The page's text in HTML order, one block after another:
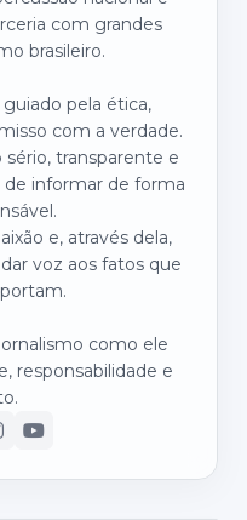
com grandes
brasileiro.
pela ética,
com a verdade.
transparente e
de informar de forma
e, através dela,
voz aos fatos que
como ele
responsabilidade e